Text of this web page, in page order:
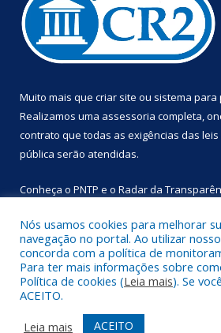
Muito mais que criar site ou sistema
Realizamos uma assessoria completa,
contrato que todas as exigências das leis
pública serão atendidas.
Conheça o PNTP e o Radar da
Todos os direitos reservados a
Primavera.
Mapa do Site
Acessar Área
Nós usamos cookies para melhorar
navegação no portal. Ao utilizar
concorda com a política de
Para ter mais informações sobre
Política de cookies (Leia mais). Se
ACEITO.
Leia mais
ACEITO